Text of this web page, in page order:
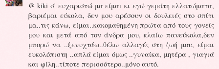
@ kiki σ' ευχαριστώ μα είμαι κι εγώ γεμάτη ελλατώματα,
βαριέμαι εύκολα, δεν μου αρέσουν οι δουλειές στο σπίτι
μα..τις κάνω, είμαι..κακομαθημένη πρώτα από τους γονείς
μου και μετά από τον άνδρα μου, κλαίω πανεύκολα,δεν
μπορώ να ..ξενυχτάω..θέλω αλλαγές στη ζωή μου, είμαι
ευκολόπιστη ..απλά είμαι όμως ..γυναίκα, μητέρα , γιαγιά
και φίλη..τίποτε περισσότερο..μόνο αυτό.